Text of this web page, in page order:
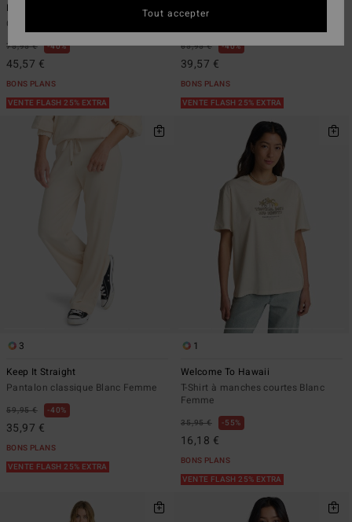
Pacific Time
Combinaison Noir Femme
75,95 € 40%
45,57 €
BONS PLANS
VENTE FLASH 25% EXTRA
Swell Blouse
Chemise boutonnée Noir Femme
65,95 € 40%
39,57 €
BONS PLANS
VENTE FLASH 25% EXTRA
3
Keep It Straight
Pantalon classique Blanc Femme
59,95 € 40%
35,97 €
BONS PLANS
VENTE FLASH 25% EXTRA
1
Welcome To Hawaii
T-Shirt à manches courtes Blanc
Femme
35,95 € 55%
16,18 €
BONS PLANS
VENTE FLASH 25% EXTRA
Tout accepter